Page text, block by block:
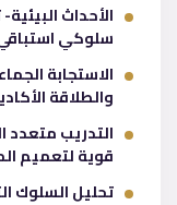
الأحداث
سلوكي
والطلاقة
قوية لتعميم